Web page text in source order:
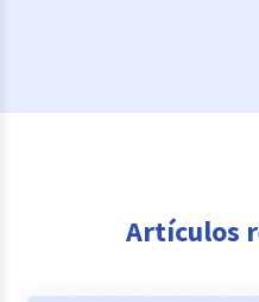
Artículos